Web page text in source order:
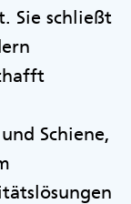
Sie schließt
Schiene,